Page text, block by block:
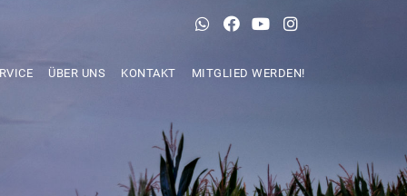
ÜBER UNS KONTAKT MITGLIED WERDEN!